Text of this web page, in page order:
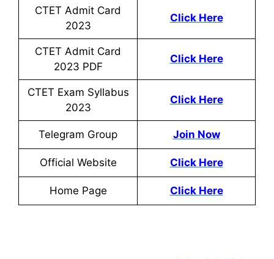
CTET Admit Card
2023
Click Here
CTET Admit Card
2023 PDF
Click Here
CTET Exam Syllabus
2023
Click Here
Telegram Group Join Now
Official Website Click Here
Home Page Click Here